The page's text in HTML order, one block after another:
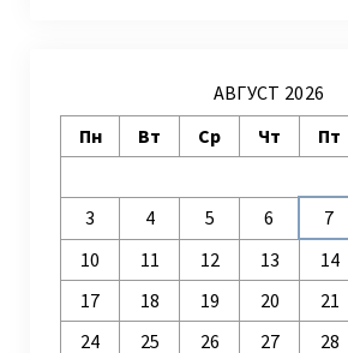
АВГУСТ 2026
Пн
Вт Ср Чт Пт
3
4 5 6 7
10
11 12 13 14
17
18 19 20 21
24
25 26 27 28